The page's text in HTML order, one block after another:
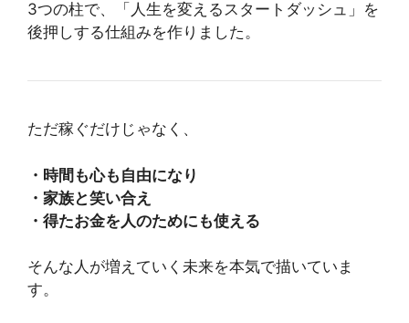
3つの柱で、「人生を変えるスタートダッシュ」を
後押しする仕組みを作りました。
ただ稼ぐだけじゃなく、
・時間も心も自由になり
・家族と笑い合え
・得たお金を人のためにも使える
そんな人が増えていく未来を本気で描いていま
す。